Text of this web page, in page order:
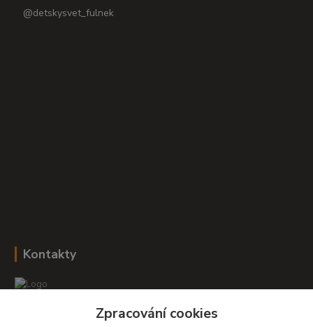
@detskysvet_fulnek
Kontakty
Zpracování cookies